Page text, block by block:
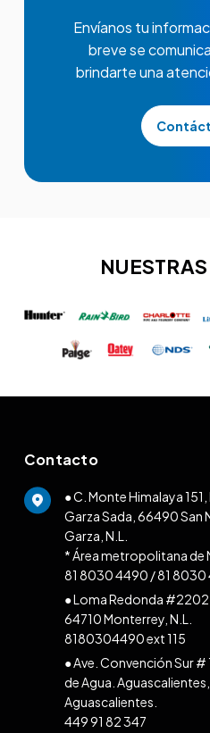
Envíanos tu
breve se
brindarte una
Contacto
● C. Monte Himalaya
Garza Sada, 66490 San
Garza, N.L.
* Área metropolitana de
81 8030 4490 /81 8030
● Loma Redonda
64710 Monterrey, N.L.
8180304490 ext 115
● Ave. Convención Sur
de Agua. Aguascalientes,
Aguascalientes.
449 91 82 347